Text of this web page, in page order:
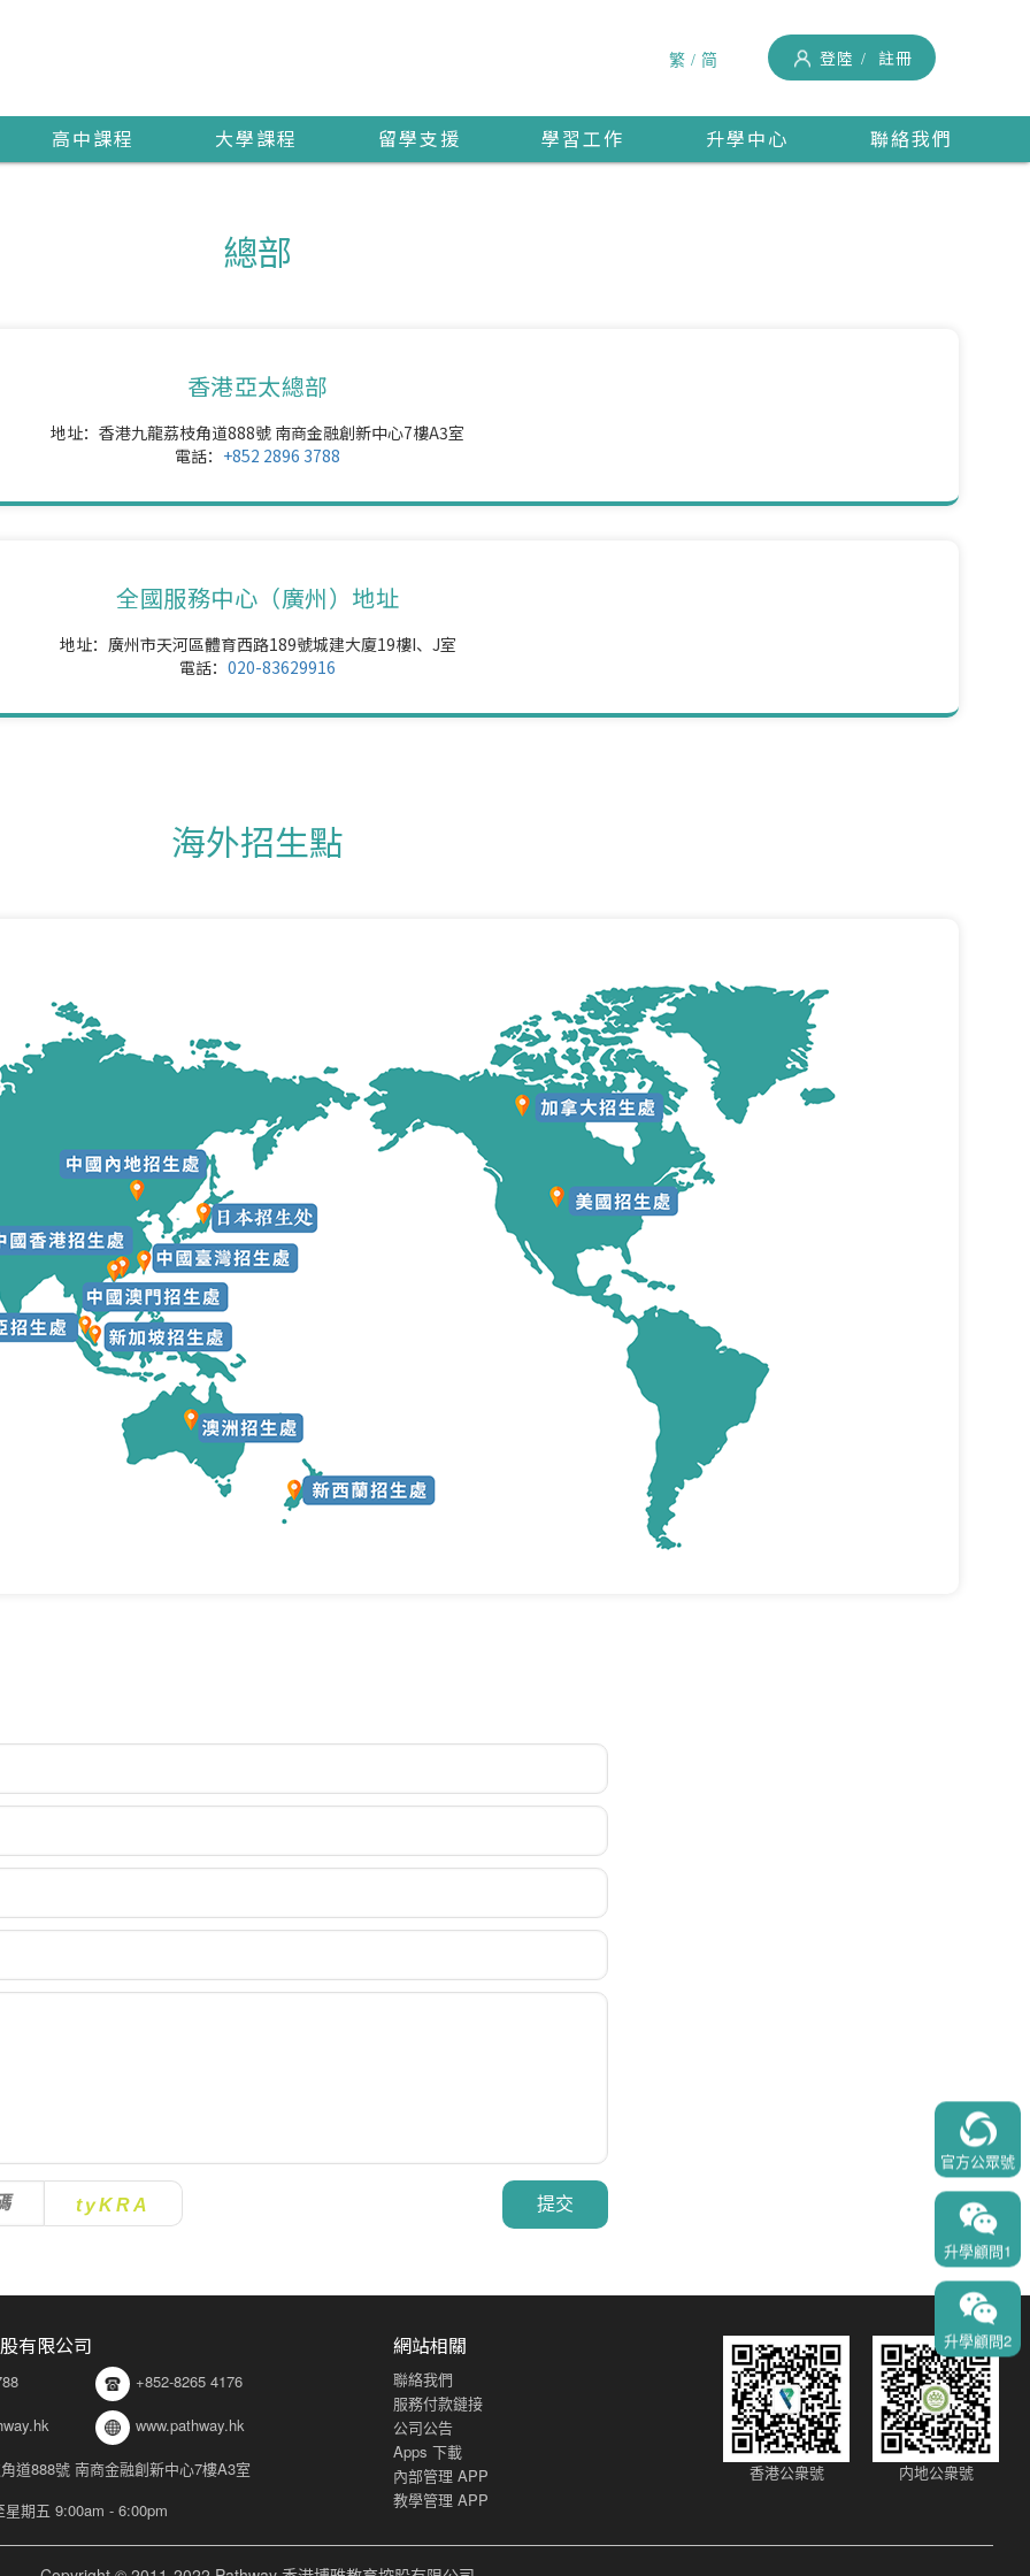
繁 简 登陸 註冊
高中課程 大學課程 留學支援 學習工作 升學中心 聯絡我們
官方公眾號
升學顧問1
升學顧問2
總部
香港亞太總部
地址：香港九龍荔枝角道888號 南商金融創新中心7樓A3室
電話： +852 2896 3788
全國服務中心（廣州）地址
地址：廣州市天河區體育西路189號城建大廈19樓I、J室
電話： 020-83629916
海外招生點
tyKRA 提交
有限公司
+852-8265 4176
www.pathway.hk
道888號 南商金融創新中心7樓A3室
期五 9:00am - 6:00pm
網站相關
聯絡我們
服務付款鏈接
公司公告
Apps 下載
內部管理 APP
教學管理 APP
内地公衆號
香港公衆號